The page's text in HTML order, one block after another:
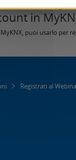
sono
in
puoi usarlo per
Registrati al